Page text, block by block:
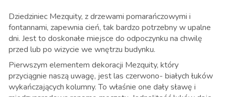
Dziedziniec Mezquity, z drzewami pomarańczowymi i
fontannami, zapewnia cień, tak bardzo potrzebny w upalne
dni. Jest to doskonałe miejsce do odpoczynku na chwilę
przed lub po wizycie we wnętrzu budynku.
Pierwszym elementem dekoracji Mezquity, który
przyciągnie naszą uwagę, jest las czerwono- białych łuków
wykańczających kolumny. To właśnie one dały sławę i